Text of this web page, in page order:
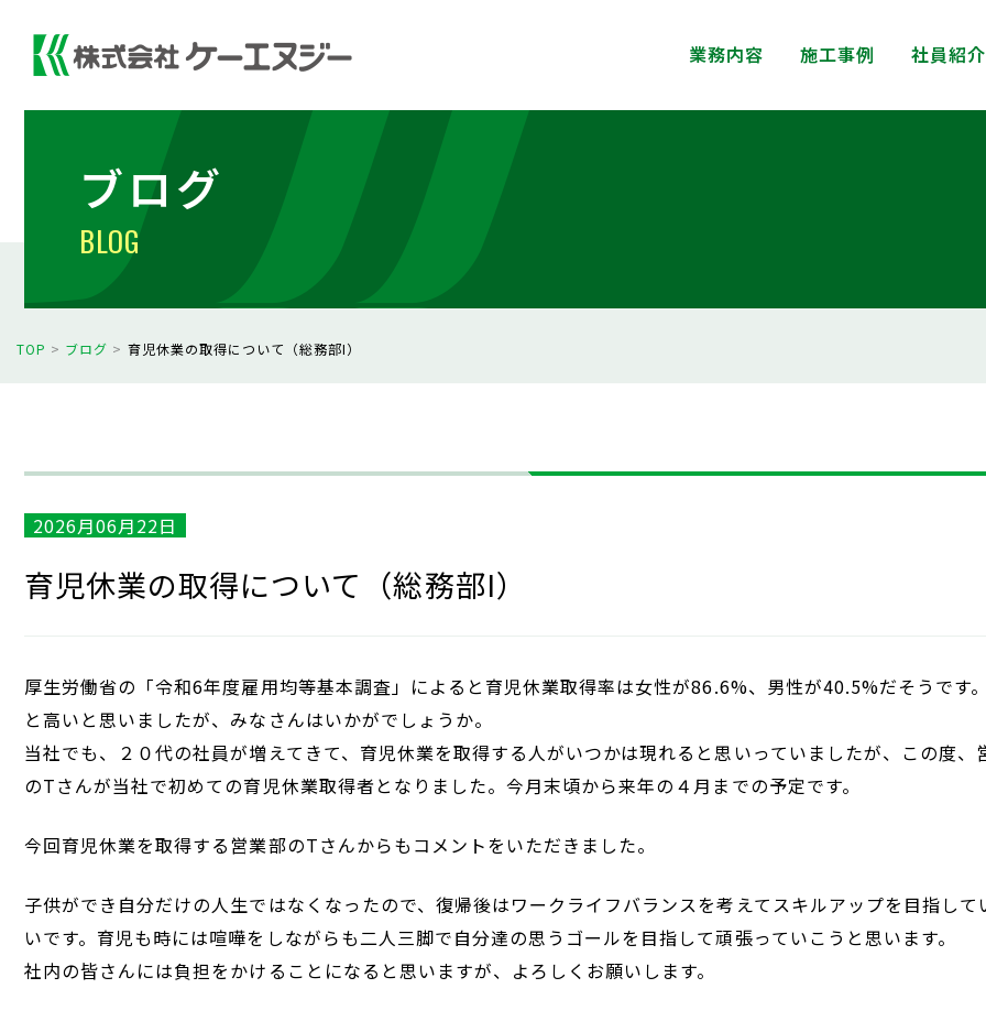
業務内容 施工事例 社員紹介
ブログ
BLOG
TOP > ブログ > 育児休業の取得について（総務部I）
2026月06月22日
育児休業の取得について（総務部I）
厚生労働省の「令和6年度雇用均等基本調査」によると育児休業取得率は女性が86.6%、男性が40.5%だそうです
と高いと思いましたが、みなさんはいかがでしょうか。
当社でも、２０代の社員が増えてきて、育児休業を取得する人がいつかは現れると思いっていましたが、この度、
のTさんが当社で初めての育児休業取得者となりました。今月末頃から来年の４月までの予定です。
今回育児休業を取得する営業部のTさんからもコメントをいただきました。
子供ができ自分だけの人生ではなくなったので、復帰後はワークライフバランスを考えてスキルアップを目指して
いです。育児も時には喧嘩をしながらも二人三脚で自分達の思うゴールを目指して頑張っていこうと思います。
社内の皆さんには負担をかけることになると思いますが、よろしくお願いします。